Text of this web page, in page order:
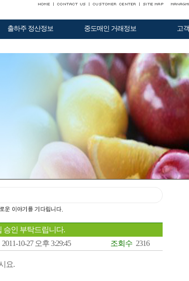
출하주 정산정보 중도매인 거래정보 고
승인 부탁드립니다.
2011-10-27 오후 3:29:45 조회수 2316
요.